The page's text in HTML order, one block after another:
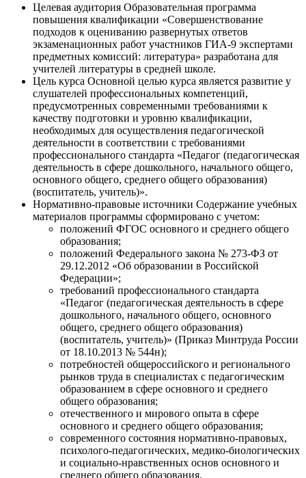
Целевая аудитория Образовательная программа
повышения квалификации «Совершенствование
подходов к оцениванию развернутых ответов
экзаменационных работ участников ГИА-9 экспертами
предметных комиссий: литература» разработана для
учителей литературы в средней школе.
Цель курса Основной целью курса является развитие у
слушателей профессиональных компетенций,
предусмотренных современными требованиями к
качеству подготовки и уровню квалификации,
необходимых для осуществления педагогической
деятельности в соответствии с требованиями
профессионального стандарта «Педагог (педагогическая
деятельность в сфере дошкольного, начального общего,
основного общего, среднего общего образования)
(воспитатель, учитель)».
Нормативно-правовые источники Содержание учебных
материалов программы сформировано с учетом:
положений ФГОС основного и среднего общего
образования;
положений Федерального закона № 273-ФЗ от
29.12.2012 «Об образовании в Российской
Федерации»;
требований профессионального стандарта
«Педагог (педагогическая деятельность в сфере
дошкольного, начального общего, основного
общего, среднего общего образования)
(воспитатель, учитель)» (Приказ Минтруда России
от 18.10.2013 № 544н);
потребностей общероссийского и регионального
рынков труда в специалистах с педагогическим
образованием в сфере основного и среднего
общего образования;
отечественного и мирового опыта в сфере
основного и среднего общего образования;
современного состояния нормативно-правовых,
психолого-педагогических, медико-биологических
и социально-нравственных основ основного и
среднего общего образования.